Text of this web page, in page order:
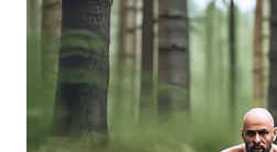
DEPOK
WN
TAPANULI